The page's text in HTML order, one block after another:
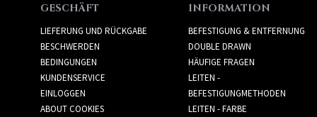
GESCHÄFT
LIEFERUNG UND RÜCKGABE
BESCHWERDEN
BEDINGUNGEN
KUNDENSERVICE
EINLOGGEN
ABOUT COOKIES
INFORMATION
BEFESTIGUNG & ENTFERNUNG
DOUBLE DRAWN
HÄUFIGE FRAGEN
LEITEN -
BEFESTIGUNGMETHODEN
LEITEN - FARBE